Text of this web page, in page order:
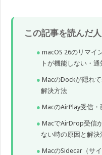
この記事を読んだ
macOS 26のリマイ
トが機能しない・
MacのDockが隠れ
解決方法
MacのAirPlay受信
MacでAirDrop受信
ない時の原因と解決
MacのSidecar（サ